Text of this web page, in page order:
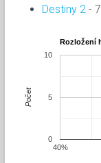
Destiny 2 -
Rozložení
40%
0
5
10
Počet